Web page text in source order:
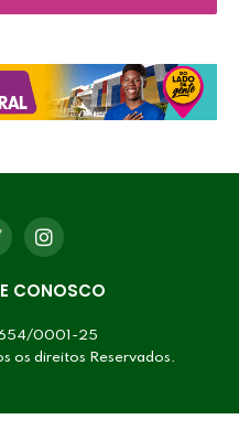
CONOSCO
0001-25
os direitos Reservados.